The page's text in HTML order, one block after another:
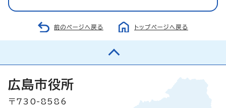
前のページへ戻る トップページへ戻る
広島市役所
〒730-8586